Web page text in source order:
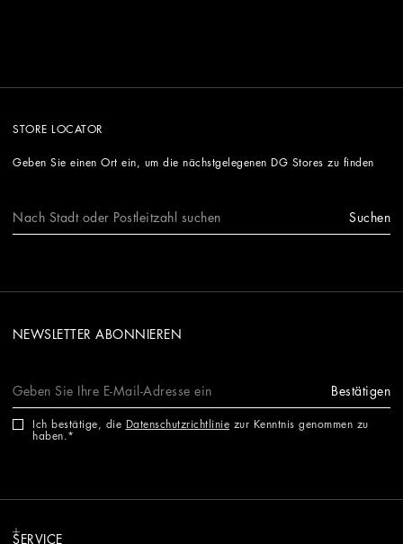
STORE LOCATOR
Geben Sie einen Ort ein, um die nächstgelegenen DG Stores zu finden
Suchen
NEWSLETTER ABONNIEREN
Bestätigen
Ich bestätige, die Datenschutzrichtlinie zur Kenntnis genommen zu
haben.
SERVICE